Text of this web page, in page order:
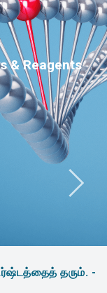
& Reagents
தரும். -